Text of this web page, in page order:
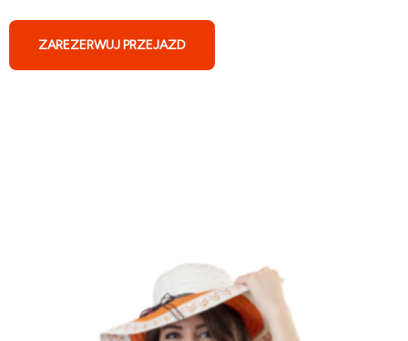
ZAREZERWUJ PRZEJAZD